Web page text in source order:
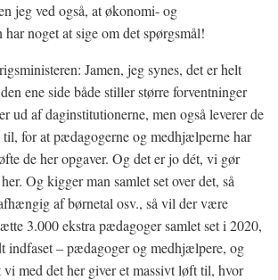
jeg ved også, at økonomi- og
noget at sige om det spørgsmål!
Jamen, jeg synes, det er helt
ene side både stiller større forventninger
ud af daginstitutionerne, men også leverer de
til, for at pædagogerne og medhjælperne har
de her opgaver. Og det er jo dét, vi gør
Og kigger man samlet set over det, så
af børnetal osv., så vil der være
3.000 ekstra pædagoger samlet set i 2020,
indfaset – pædagoger og medhjælpere, og
vi med det her giver et massivt løft til, hvor